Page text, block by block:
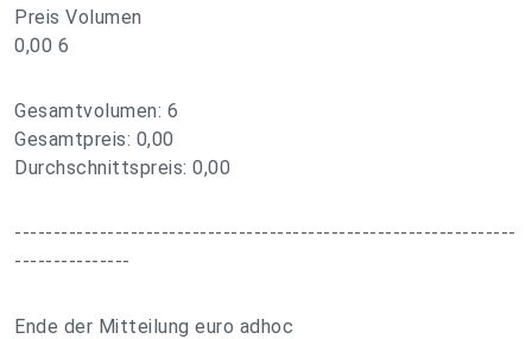
Preis Volumen
0,00 6
Gesamtvolumen: 6
Gesamtpreis: 0,00
Durchschnittspreis: 0,00
-----------------------------------------------------------------
---------------
Ende der Mitteilung euro adhoc